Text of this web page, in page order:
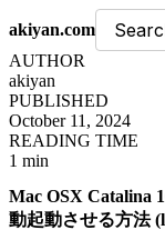
akiyan.com
AUTHOR
akiyan
PUBLISHED
October 11, 2024
READING TIME
1 min
Mac OSX Catalina
動起動させる方法